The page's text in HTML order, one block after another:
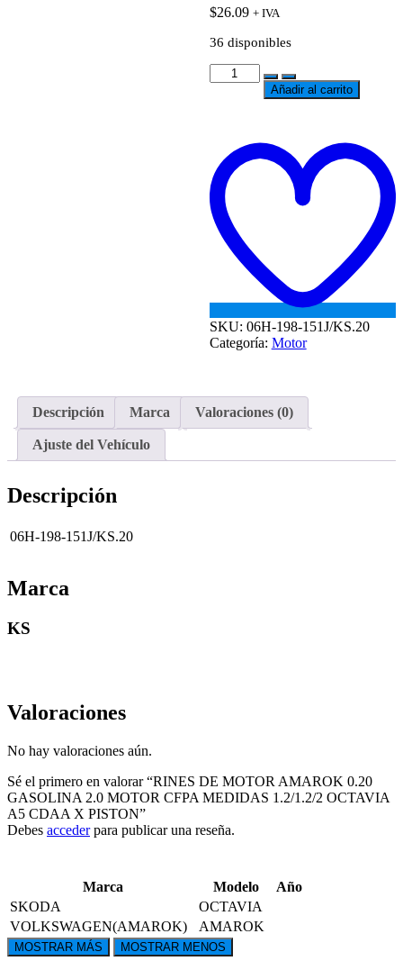
$26.09 + IVA
36 disponibles
RINES
DE
GASOLINA
2.0
MOTOR
CFPA
MEDIDAS
1.2/1.2/2
OCTAVIA
cantidad
Añadir al carrito
SKU: 06H-198-151J/KS.20
Categoría: Motor
Descripción Marca Valoraciones (0)
Ajuste del Vehículo
Descripción
06H-198-151J/KS.20
Marca
KS
Valoraciones
No hay valoraciones aún.
Sé el primero en valorar “RINES DE MOTOR AMAROK 0.20
GASOLINA 2.0 MOTOR CFPA MEDIDAS 1.2/1.2/2 OCTAVIA
A5 CDAA X PISTON”
Debes accederpara publicar una reseña.
Marca Modelo
Año
SKODA
OCTAVIA
VOLKSWAGEN(AMAROK)
AMAROK